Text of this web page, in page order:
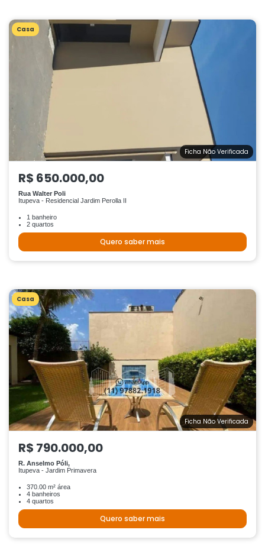
Casa
Ficha Não Verificada
R$ 650.000,00
Rua Walter Poli
Itupeva - Residencial Jardim Perolla II
1 banheiro
2 quartos
Quero saber mais
Casa
Ficha Não Verificada
R$ 790.000,00
R. Anselmo Póli,
Itupeva - Jardim Primavera
370.00 m² área
4 banheiros
4 quartos
Quero saber mais